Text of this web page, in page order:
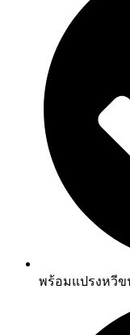
พร้อมแปรงหวีข